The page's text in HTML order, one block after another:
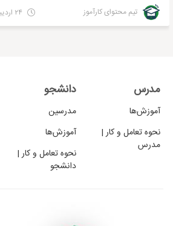
تیم محتوای کارآموز
مدرس
آموزش‌ها
نحوه تعامل و کار |
مدرس
دانشجو
مدرسین
آموزش‌ها
نحوه تعامل و کار |
دانشجو